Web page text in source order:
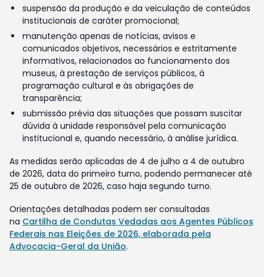
suspensão da produção e da veiculação de conteúdos
institucionais de caráter promocional;
manutenção apenas de notícias, avisos e
comunicados objetivos, necessários e estritamente
informativos, relacionados ao funcionamento dos
museus, à prestação de serviços públicos, à
programação cultural e às obrigações de
transparência;
submissão prévia das situações que possam suscitar
dúvida à unidade responsável pela comunicação
institucional e, quando necessário, à análise jurídica.
As medidas serão aplicadas de 4 de julho a 4 de outubro
de 2026, data do primeiro turno, podendo permanecer até
25 de outubro de 2026, caso haja segundo turno.
Orientações detalhadas podem ser consultadas
na Cartilha de Condutas Vedadas aos Agentes Públicos
Federais nas Eleições de 2026, elaborada pela
Advocacia-Geral da União.